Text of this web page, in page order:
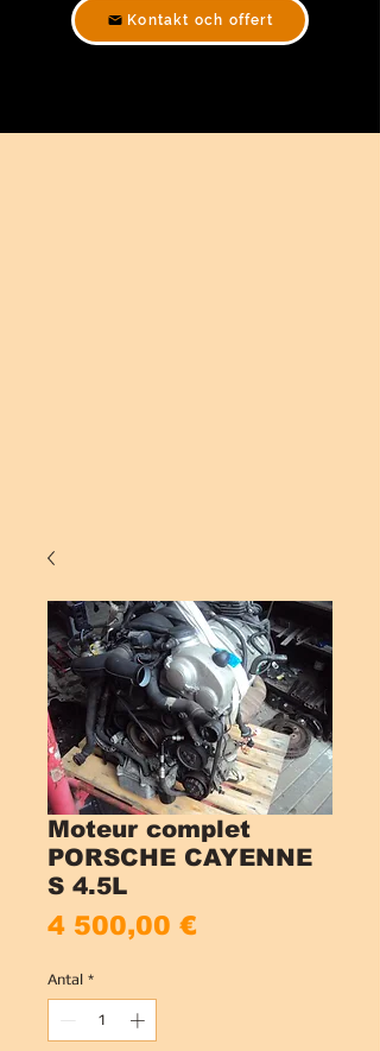
Kontakt och offert
Moteur complet
PORSCHE CAYENNE
S 4.5L
4 500,00 €
Antal *